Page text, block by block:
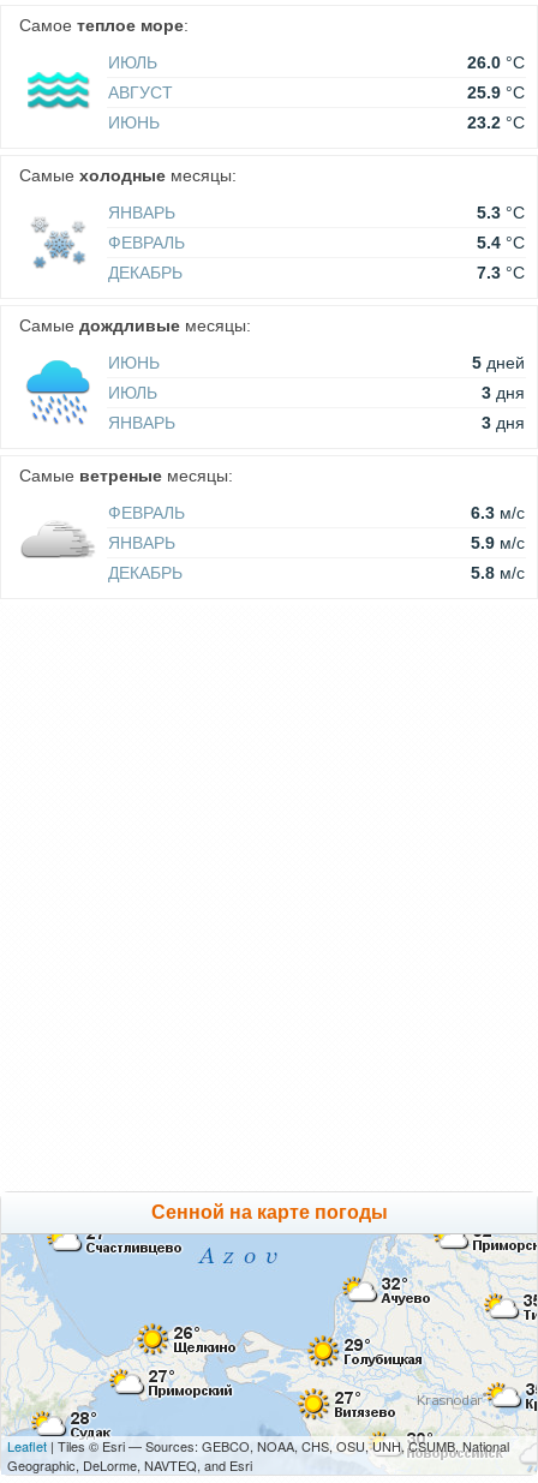
Самое теплое море:
ИЮЛЬ
26.0 °C
АВГУСТ
25.9 °C
ИЮНЬ
23.2 °C
Самые холодные месяцы:
ЯНВАРЬ
5.3 °C
ФЕВРАЛЬ
5.4 °C
ДЕКАБРЬ
7.3 °C
Самые дождливые месяцы:
ИЮНЬ
5 дней
ИЮЛЬ
3 дня
ЯНВАРЬ
3 дня
Самые ветреные месяцы:
ФЕВРАЛЬ
6.3 м/c
ЯНВАРЬ
5.9 м/c
ДЕКАБРЬ
5.8 м/c
Сенной на карте погоды
Leaflet | Tiles © Esri — Sources: GEBCO, NOAA, CHS, OSU, UNH, CSUMB, National
Geographic, DeLorme, NAVTEQ, and Esri